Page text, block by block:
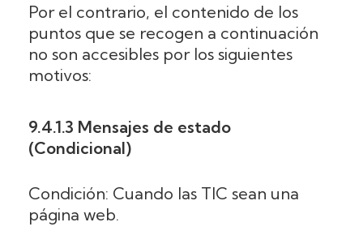
Por el contrario, el contenido de los
puntos que se recogen a continuación
no son accesibles por los siguientes
motivos:
9.4.1.3 Mensajes de estado
(Condicional)
Condición: Cuando las TIC sean una
página web.